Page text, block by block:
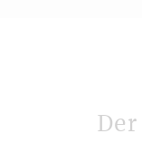
Der